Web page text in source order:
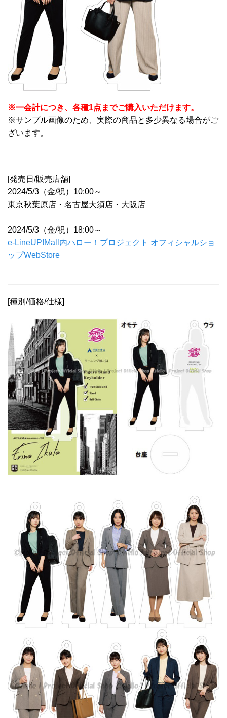
※一会計につき、各種1点までご購入いただけます。
※サンプル画像のため、実際の商品と多少異なる場合がご
ざいます。
[発売日/販売店舗]
2024/5/3（金/祝）10:00～
東京秋葉原店・名古屋大須店・大阪店
2024/5/3（金/祝）18:00～
e-LineUP!Mall内ハロー！プロジェクト オフィシャルショ
ップWebStore
[種別/価格/仕様]